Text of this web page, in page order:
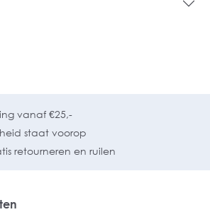
vanaf €25,-
staat voorop
retourneren en ruilen